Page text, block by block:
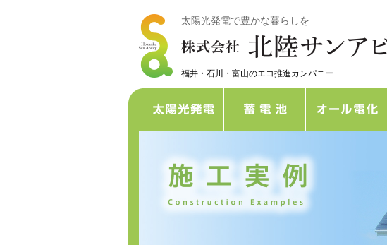
太陽光発電で豊かな暮らしを
福井・石川・富山のエコ推進カンパニー